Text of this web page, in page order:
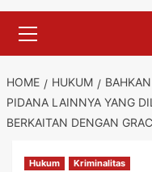
Menu
HOME HUKUM
PIDANA LAINNYA YANG
BERKAITAN DENGAN
Hukum Kriminalitas